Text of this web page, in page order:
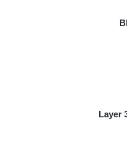
Layer